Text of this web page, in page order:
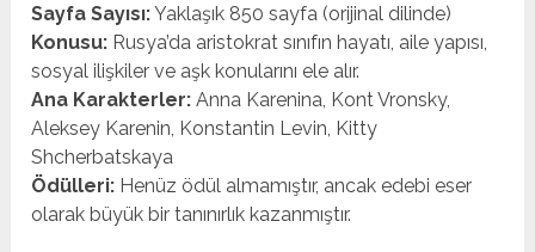
Sayfa Sayısı:Yaklaşık 850 sayfa (orijinal dilinde)
Konusu: Rusya’da aristokrat sınıfın hayatı, aile yapısı,
sosyal ilişkiler ve aşk konularını ele alır.
Ana Karakterler: Anna Karenina, Kont Vronsky,
Aleksey Karenin, Konstantin Levin, Kitty
Shcherbatskaya
Ödülleri: Henüz ödül almamıştır, ancak edebi eser
olarak büyük bir tanınırlık kazanmıştır.